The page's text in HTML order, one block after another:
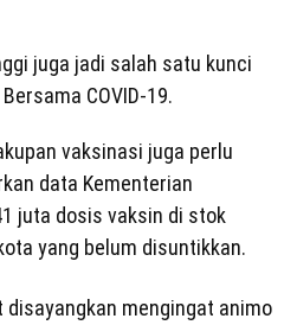
juga jadi salah satu kunci
COVID-19.
vaksinasi juga perlu
data Kementerian
juta dosis vaksin di stok
yang belum disuntikkan.
disayangkan mengingat animo